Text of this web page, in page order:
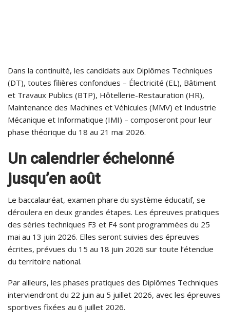
Dans la continuité, les candidats aux Diplômes Techniques
(DT), toutes filières confondues – Électricité (EL), Bâtiment
et Travaux Publics (BTP), Hôtellerie-Restauration (HR),
Maintenance des Machines et Véhicules (MMV) et Industrie
Mécanique et Informatique (IMI) – composeront pour leur
phase théorique du 18 au 21 mai 2026.
Un calendrier échelonné
jusqu’en août
Le baccalauréat, examen phare du système éducatif, se
déroulera en deux grandes étapes. Les épreuves pratiques
des séries techniques F3 et F4 sont programmées du 25
mai au 13 juin 2026. Elles seront suivies des épreuves
écrites, prévues du 15 au 18 juin 2026 sur toute l’étendue
du territoire national.
Par ailleurs, les phases pratiques des Diplômes Techniques
interviendront du 22 juin au 5 juillet 2026, avec les épreuves
sportives fixées au 6 juillet 2026.